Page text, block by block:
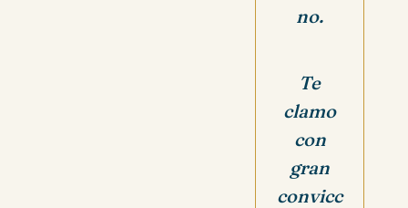
no.
Te
clamo
con
gran
convicc